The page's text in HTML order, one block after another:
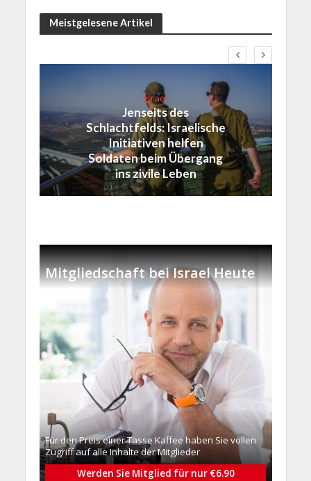
Meistgelesene Artikel
Israel
Jenseits des
Schlachtfelds: Israelische
Initiativen helfen
Soldaten beim Übergang
ins zivile Leben
Mitgliedschaft bei Israel Heute
Für den Preis einer Tasse Kaffee haben Sie vollen
Zugriff auf alle Inhalte der Mitglieder
Werden Sie Mitglied für nur €6.90